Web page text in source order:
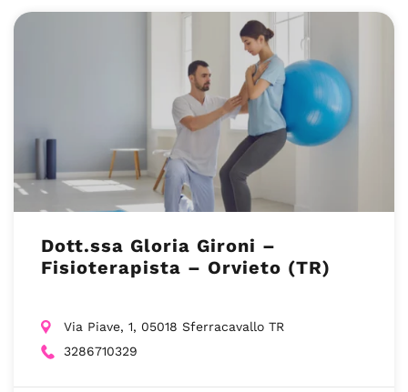
Dott.ssa Gloria Gironi –
Fisioterapista – Orvieto (TR)
Via Piave, 1, 05018 Sferracavallo TR
3286710329